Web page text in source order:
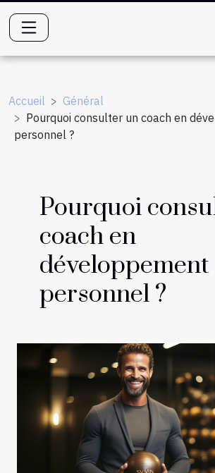
Accueil
Général
Pourquoi consulter un coach en
personnel ?
Pourquoi
coach en
développement
personnel ?